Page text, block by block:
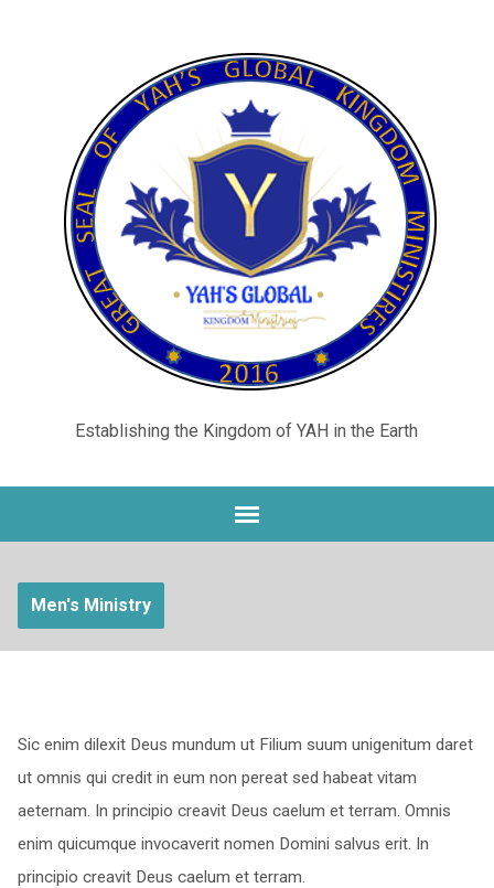
Establishing the Kingdom of YAH in the Earth
Men's Ministry
Sic enim dilexit Deus mundum ut Filium suum unigenitum daret
ut omnis qui credit in eum non pereat sed habeat vitam
aeternam. In principio creavit Deus caelum et terram. Omnis
enim quicumque invocaverit nomen Domini salvus erit. In
principio creavit Deus caelum et terram.